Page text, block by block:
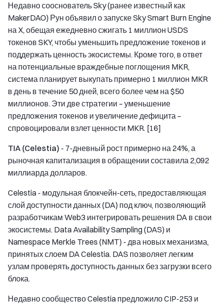
Недавно сооснователь Sky (ранее известный как
MakerDAO) Рун объявил о запуске Sky Smart Burn Engine
на X, обещая ежедневно сжигать 1 миллион USDS
токенов SKY, чтобы уменьшить предложение токенов и
поддержать ценность экосистемы. Кроме того, в ответ
на потенциальные враждебные поглощения MKR,
система планирует выкупать примерно 1 миллион MKR
в день в течение 50 дней, всего более чем на $50
миллионов. Эти две стратегии – уменьшение
предложения токенов и увеличение дефицита –
спровоцировали взлет ценности MKR. [16]
TIA (Celestia) - 7-дневный рост примерно на 24%, а
рыночная капитализация в обращении составила 2,092
миллиарда долларов.
Celestia - модульная блокчейн-сеть, предоставляющая
слой доступности данных (DA) под ключ, позволяющий
разработчикам Web3 интегрировать решения DA в свои
экосистемы. Data Availability Sampling (DAS) и
Namespace Merkle Trees (NMT) - два новых механизма,
принятых слоем DA Celestia. DAS позволяет легким
узлам проверять доступность данных без загрузки всего
блока.
Недавно сообщество Celestia предложило CIP-253 и